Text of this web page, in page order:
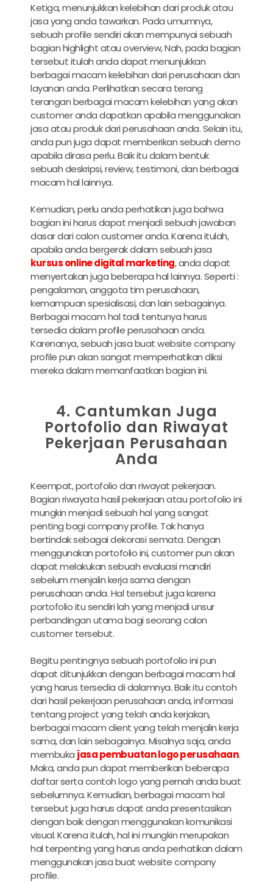
Ketiga, menunjukkan kelebihan dari produk atau
jasa yang anda tawarkan. Pada umumnya,
sebuah profile sendiri akan mempunyai sebuah
bagian highlight atau overview, Nah, pada bagian
tersebut itulah anda dapat menunjukkan
berbagai macam kelebihan dari perusahaan dan
layanan anda. Perlihatkan secara terang
terangan berbagai macam kelebihan yang akan
customer anda dapatkan apabila menggunakan
jasa atau produk dari perusahaan anda. Selain itu,
anda pun juga dapat memberikan sebuah demo
apabila dirasa perlu. Baik itu dalam bentuk
sebuah deskripsi, review, testimoni, dan berbagai
macam hal lainnya.
Kemudian, perlu anda perhatikan juga bahwa
bagian ini harus dapat menjadi sebuah jawaban
dasar dari calon customer anda. Karena itulah,
apabila anda bergerak dalam sebuah jasa
kursus online digital marketing, anda dapat
menyertakan juga beberapa hal lainnya. Seperti :
pengalaman, anggota tim perusahaan,
kemampuan spesialisasi, dan lain sebagainya.
Berbagai macam hal tadi tentunya harus
tersedia dalam profile perusahaan anda.
Karenanya, sebuahjasa buat website company
profilepun akan sangat memperhatikan diksi
mereka dalam memanfaatkan bagian ini.
4. Cantumkan Juga
Portofolio dan Riwayat
Pekerjaan Perusahaan
Anda
Keempat, portofolio dan riwayat pekerjaan.
Bagian riwayata hasil pekerjaan atau portofolio ini
mungkin menjadi sebuah hal yang sangat
penting bagi company profile. Tak hanya
bertindak sebagai dekorasi semata. Dengan
menggunakan portofolio ini, customer pun akan
dapat melakukan sebuah evaluasi mandiri
sebelum menjalin kerja sama dengan
perusahaan anda. Hal tersebut juga karena
portofolio itu sendiri lah yang menjadi unsur
perbandingan utama bagi seorang calon
customer tersebut.
Begitu pentingnya sebuah portofolio ini pun
dapat ditunjukkan dengan berbagai macam hal
yang harus tersedia di dalamnya. Baik itu contoh
dari hasil pekerjaan perusahaan anda, informasi
tentang project yang telah anda kerjakan,
berbagai macam client yang telah menjalin kerja
sama, dan lain sebagainya. Misalnya saja, anda
membuka jasa pembuatan logo perusahaan.
Maka, anda pun dapat memberikan beberapa
daftar serta contoh logo yang pernah anda buat
sebelumnya. Kemudian, berbagai macam hal
tersebut juga harus dapat anda presentasikan
dengan baik dengan menggunakan komunikasi
visual. Karena itulah, hal ini mungkin merupakan
hal terpenting yang harus anda perhatikan dalam
menggunakanjasa buat website company
profile.